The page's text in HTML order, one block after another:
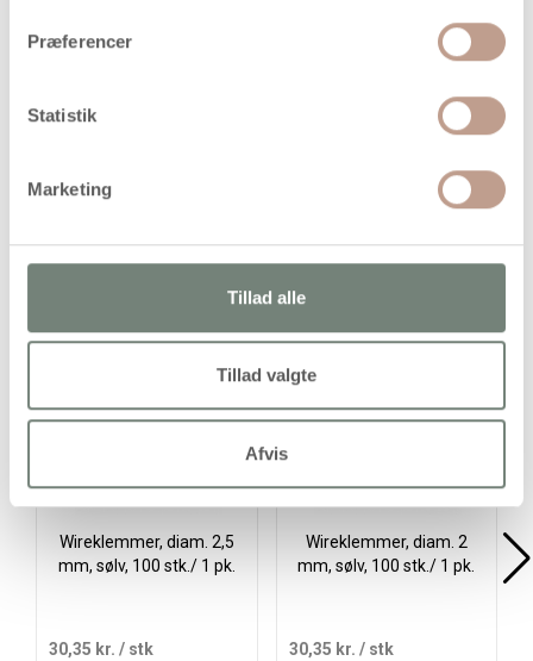
Præferencer
Statistik
Marketing
Tillad alle
Tillad valgte
Afvis
Handelsbetingelser
Knudeskjuler, som sættes omkring wireklemmen/knuden,
Wireklemmer, diam. 2,5
mm, sølv, 100 stk./ 1 pk.
30,35 kr. / stk
Wireklemmer, diam. 2
mm, sølv, 100 stk./ 1 pk.
30,35 kr. / stk